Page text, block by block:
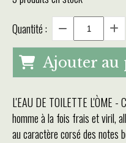
Quantité :
Ajouter au
L'EAU DE TOILETTE L'ÒME -
homme à la fois frais et viril,
au caractère corsé des notes